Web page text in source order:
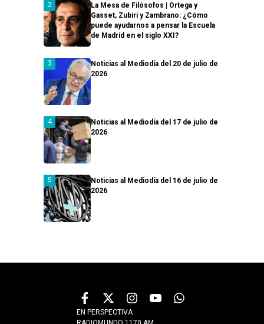
La Mesa de Filósofos | Ortega y
Gasset, Zubiri y Zambrano: ¿Cómo
puede ayudarnos a pensar la Escuela
de Madrid en el siglo XXI?
Noticias al Mediodía del 20 de julio de
2026
Noticias al Mediodía del 17 de julio de
2026
Noticias al Mediodía del 16 de julio de
2026
EN PERSPECTIVA